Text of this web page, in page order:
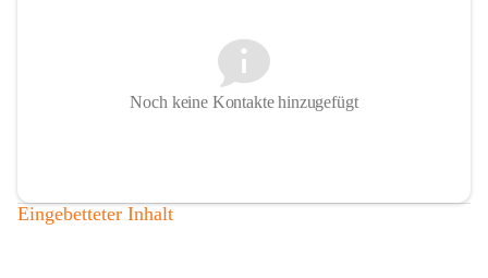
Noch keine Kontakte hinzugefügt
Eingebetteter Inhalt